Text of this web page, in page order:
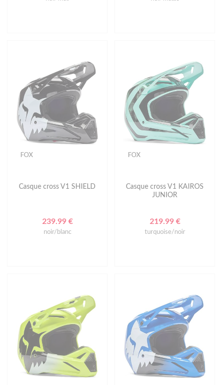
FOX
Casque cross V1 SHIELD
239.99 €
noir/blanc
FOX
Casque cross V1 KAIROS
JUNIOR
219.99 €
turquoise/noir